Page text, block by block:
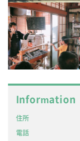
Information
住所
電話